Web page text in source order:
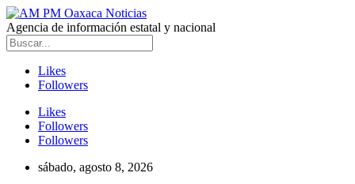
Agencia de información estatal y nacional
Likes
Followers
Likes
Followers
Followers
sábado, agosto 8, 2026